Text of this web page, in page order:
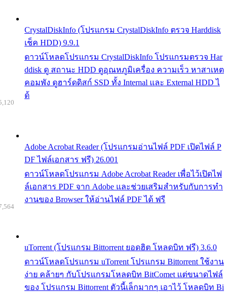
CrystalDiskInfo (โปรแกรม CrystalDiskInfo ตรวจ Harddisk
เช็ค HDD) 9.9.1
ดาวน์โหลดโปรแกรม CrystalDiskInfo โปรแกรมตรวจ Har
ddisk ดู สถานะ HDD ดูอุณหภูมิเครื่อง ความเร็ว หาสาเหต
คอมพัง ดูฮาร์ดดิสก์ SSD ทั้ง Internal และ External HDD ไ
ด้
Adobe Acrobat Reader (โปรแกรมอ่านไฟล์ PDF เปิดไฟล์ P
DF ไฟล์เอกสาร ฟรี) 26.001
ดาวน์โหลดโปรแกรม Adobe Acrobat Reader เพื่อไว้เปิดไฟ
ล์เอกสาร PDF จาก Adobe และช่วยเสริมสำหรับกับการทำ
งานของ Browser ให้อ่านไฟล์ PDF ได้ ฟรี
uTorrent (โปรแกรม Bittorrent ยอดฮิต โหลดบิท ฟรี) 3.6.0
ดาวน์โหลดโปรแกรม uTorrent โปรแกรม Bittorrent ใช้งาน
ง่าย คล้ายๆ กับโปรแกรมโหลดบิท BitComet แต่ขนาดไฟล์
ของ โปรแกรม Bittorrent ตัวนี้เล็กมากๆ เอาไว้ โหลดบิท Bi